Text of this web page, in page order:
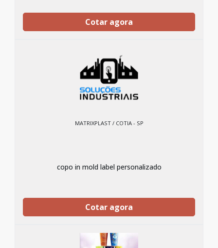
Cotar agora
MATRIXPLAST / COTIA - SP
copo in mold label personalizado
Cotar agora